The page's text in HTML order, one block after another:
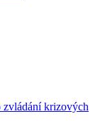
zvládání krizových